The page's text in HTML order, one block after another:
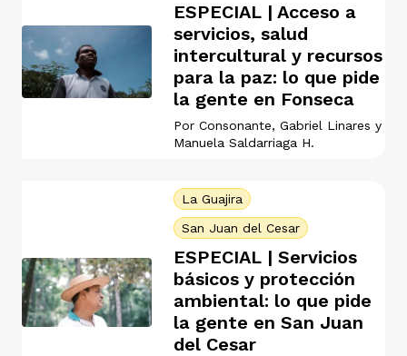
ESPECIAL | Acceso a
servicios, salud
intercultural y recursos
para la paz: lo que pide
la gente en Fonseca
Por Consonante, Gabriel Linares y
Manuela Saldarriaga H.
La Guajira
San Juan del Cesar
ESPECIAL | Servicios
básicos y protección
ambiental: lo que pide
la gente en San Juan
del Cesar
2023
Baja